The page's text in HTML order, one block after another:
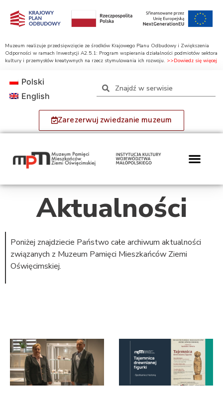
Muzeum realizuje przedsięwzięcie ze środków Krajowego Planu Odbudowy i Zwiększenia
Odporności w ramach Inwestycji A2.5.1: Program wspierania działalności podmiotów sektora
kultury i przemysłów kreatywnych na rzecz stymulowania ich rozwoju. >>Dowiedz się więcej
Zarezerwuj zwiedzanie muzeum
Polski
English
Aktualności
Poniżej znajdziecie Państwo całe archiwum aktualności
związanych z Muzeum Pamięci Mieszkańców Ziemi
Oświęcimskiej.